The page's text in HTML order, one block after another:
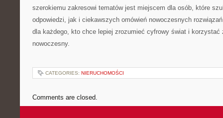
szerokiemu zakresowi tematów jest miejscem dla osób, które
odpowiedzi, jak i ciekawszych omówień nowoczesnych
dla każdego, kto chce lepiej zrozumieć cyfrowy świat i korzystać
nowoczesny.
CATEGORIES: NIERUCHOMOŚCI
Comments are closed.